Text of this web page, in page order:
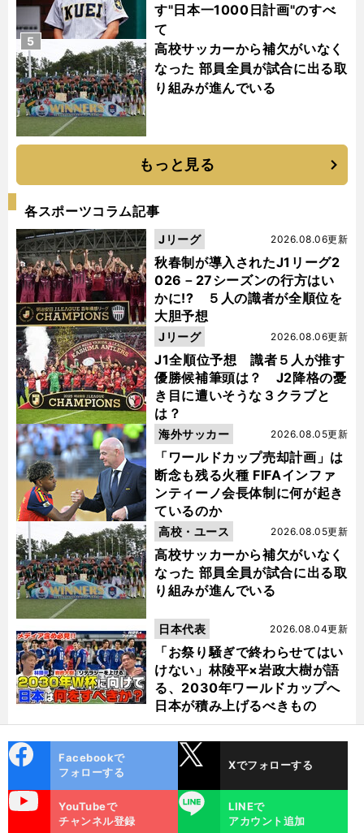
す"日本一1000日計画"のすべ
て
高校サッカーから補欠がいなく
なった 部員全員が試合に出る取
り組みが進んでいる
5
もっと見る
各スポーツコラム記事
秋春制が導入されたJ1リーグ2
026－27シーズンの行方はい
かに!? ５人の識者が全順位を
大胆予想
2026.08.06更新
Jリーグ
J1全順位予想 識者５人が推す
優勝候補筆頭は？ J2降格の憂
き目に遭いそうな３クラブと
は？
2026.08.06更新
Jリーグ
「ワールドカップ売却計画」は
断念も残る火種 FIFAインファ
ンティーノ会長体制に何が起き
ているのか
2026.08.05更新
海外サッカー
高校サッカーから補欠がいなく
なった 部員全員が試合に出る取
り組みが進んでいる
2026.08.05更新
高校・ユース
「お祭り騒ぎで終わらせてはい
けない」林陵平×岩政大樹が語
る、2030年ワールドカップへ
日本が積み上げるべきもの
2026.08.04更新
日本代表
ok
Facebookで
フォローする
Xでフォローする
YouTubeで
チャンネル登録
LINE
LINEで
アカウント追加